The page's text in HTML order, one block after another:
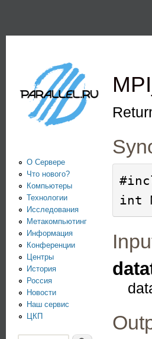
аналитический
центр по
вычислениям
О Сервере
Что нового?
Компьютеры
Технологии
Исследования
Метакомпьютинг
Информация
Конференции
Центры
История
Россия
Новости
Наш сервис
ЦКП